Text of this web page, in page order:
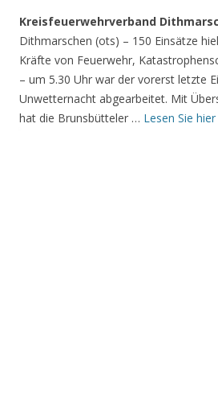
Kreisfeuerwehrverband
Dithmarschen (ots) – 150 Einsätze
Kräfte von Feuerwehr,
– um 5.30 Uhr war der vorerst letzte
Unwetternacht abgearbeitet. Mit
hat die Brunsbütteler … Lesen Sie